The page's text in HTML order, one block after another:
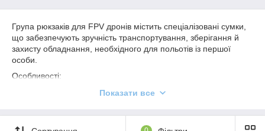
Група рюкзаків для FPV дронів містить спеціалізовані сумки,
що забезпечують зручність транспортування, зберігання й
захисту обладнання, необхідного для польотів із першої
особи.
Особливості:
М'які, міцні вставки запобігають пошкодженню під час
аксесуари в одному місці.
Показати все